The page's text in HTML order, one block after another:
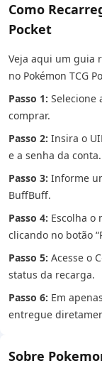
Como
Pocket
Veja aqui um guia
no Pokémon TCG
Passo 1: Selecione
comprar.
Passo 2: Insira o
e a senha da conta.
Passo 3: Informe
BuffBuff.
Passo 4: Escolha o
clicando no botão
Passo 5: Acesse o
status da recarga.
Passo 6: Em
entregue
Sobre